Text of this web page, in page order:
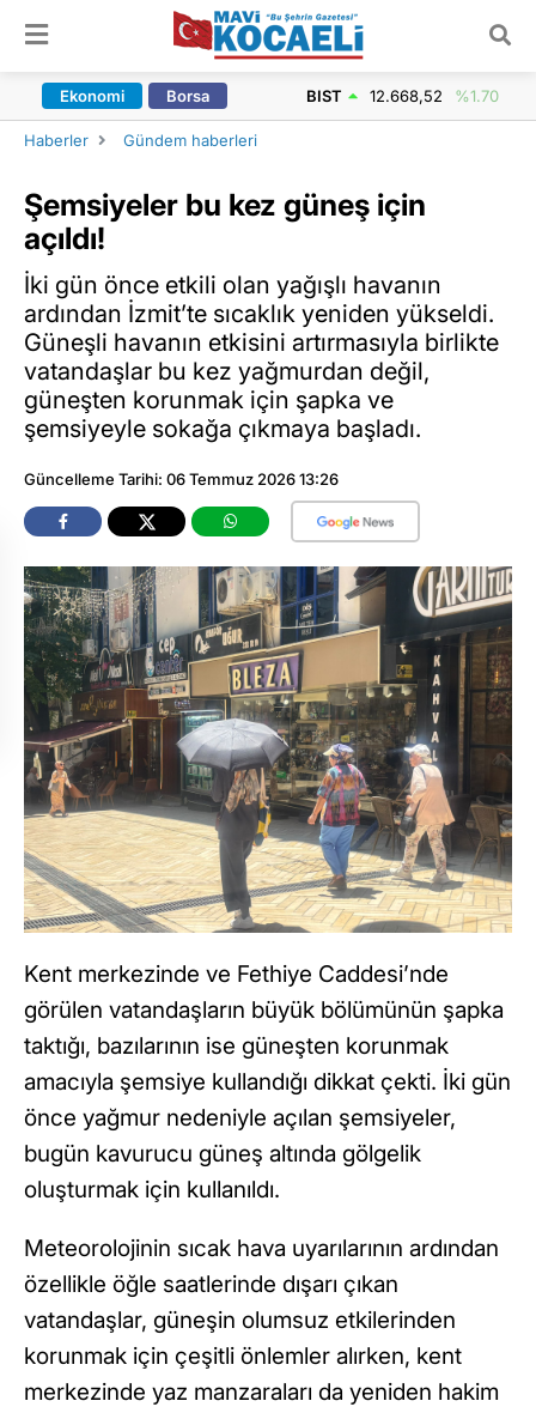
Ekonomi Borsa BIST 12.668,52 %1.70
Haberler Gündem haberleri
Şemsiyeler bu kez güneş için
açıldı!
İki gün önce etkili olan yağışlı havanın
ardından İzmit’te sıcaklık yeniden yükseldi.
Güneşli havanın etkisini artırmasıyla birlikte
vatandaşlar bu kez yağmurdan değil,
güneşten korunmak için şapka ve
şemsiyeyle sokağa çıkmaya başladı.
Güncelleme Tarihi: 06 Temmuz 2026 13:26
Kent merkezinde ve Fethiye Caddesi’nde
görülen vatandaşların büyük bölümünün şapka
taktığı, bazılarının ise güneşten korunmak
amacıyla şemsiye kullandığı dikkat çekti. İki gün
önce yağmur nedeniyle açılan şemsiyeler,
bugün kavurucu güneş altında gölgelik
oluşturmak için kullanıldı.
Meteorolojinin sıcak hava uyarılarının ardından
özellikle öğle saatlerinde dışarı çıkan
vatandaşlar, güneşin olumsuz etkilerinden
korunmak için çeşitli önlemler alırken, kent
merkezinde yaz manzaraları da yeniden hakim